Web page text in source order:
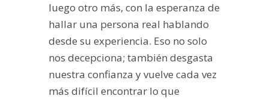
luego otro más, con la esperanza de
hallar una persona real hablando
desde su experiencia. Eso no solo
nos decepciona; también desgasta
nuestra confianza y vuelve cada vez
más difícil encontrar lo que